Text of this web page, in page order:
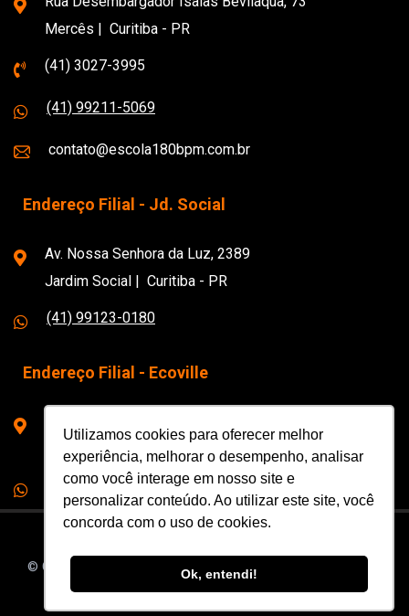
Utilizamos cookies para oferecer melhor
experiência, melhorar o desempenho, analisar
como você interage em nosso site e
personalizar conteúdo. Ao utilizar este site, você
concorda com o uso de cookies.
Ok, entendi!
Mercês | Curitiba - PR
(41) 3027-3995
(41) 99211-5069
contato@escola180bpm.com.br
Endereço Filial - Jd. Social
Av. Nossa Senhora da Luz, 2389
Jardim Social | Curitiba - PR
(41) 99123-0180
Endereço Filial - Ecoville
Ecoville | Curitiba - PR
(41) 3088-0180
© Copyright Escola de Música 180bpm – Todos os Direitos
Reservados